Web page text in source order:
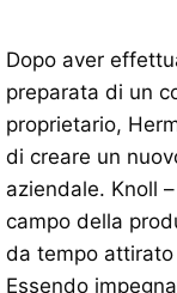
Dopo aver
preparata di un
proprietario,
di creare un
aziendale. Knoll
campo della
da tempo attirato
Essendo